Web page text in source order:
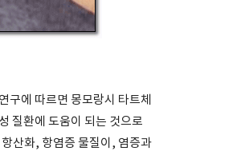
구에 따르면 몽모랑시 타트체
질환에 도움이 되는 것으로
산화, 항염증 물질이, 염증과